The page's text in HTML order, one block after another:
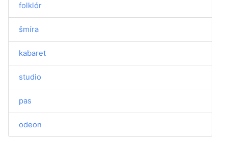
folklór
šmíra
kabaret
studio
pas
odeon